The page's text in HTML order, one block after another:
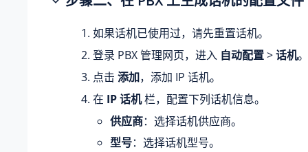
如果话机已使用过，请先重置话机。
登录 PBX 管理网页，进入 自动配置>话机。
点击 添加，添加 IP 话机。
在 IP 话机栏，配置下列话机信息。
供应商：选择话机供应商。
型号：选择话机型号。